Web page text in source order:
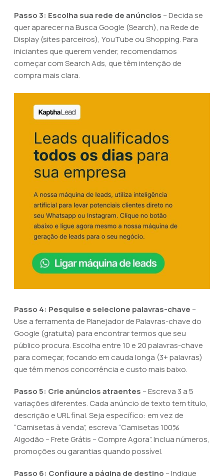
Passo 3: Escolha sua rede de anúncios – Decida se
quer aparecer na Busca Google (Search), na Rede de
Display (sites parceiros), YouTube ou Shopping. Para
iniciantes que querem vender, recomendamos
começar com Search Ads, que têm intenção de
compra mais clara.
Passo 4: Pesquise e selecione palavras-chave –
Use a ferramenta de Planejador de Palavras-chave do
Google (gratuita) para encontrar termos que seu
público procura. Escolha entre 10 e 20 palavras-chave
para começar, focando em cauda longa (3+ palavras)
que têm menos concorrência e custo mais baixo.
Passo 5: Crie anúncios atraentes – Escreva 3 a 5
variações diferentes. Cada anúncio de texto tem título,
descrição e URL final. Seja específico: em vez de
“Camisetas à venda”, escreva “Camisetas 100%
Algodão – Frete Grátis – Compre Agora”. Inclua números,
promoções ou garantias quando possível.
Passo 6: Configure a página de destino – Indique